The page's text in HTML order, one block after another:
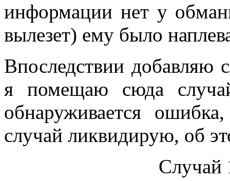
информации нет у
вылезет) ему было
Впоследствии добавляю
я помещаю сюда
обнаруживается
случай ликвидирую, об
Случай